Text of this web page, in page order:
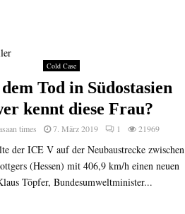
Cold Case
Tod in Südostasien
kennt diese Frau?
times 7. März 2019 1 21969
der ICE V auf der Neubaustrecke zwischen
(Hessen) mit 406,9 km/h einen neuen
Töpfer, Bundesumweltminister...